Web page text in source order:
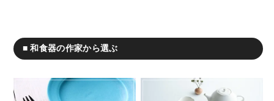
■ 和食器の作家から選ぶ